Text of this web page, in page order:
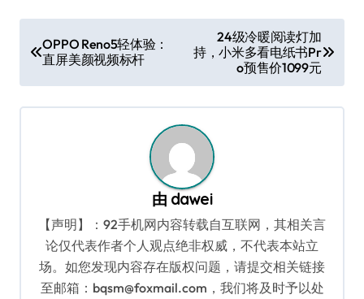
章
导
航
OPPO Reno5轻体验：
直屏美颜视频标杆
24级冷暖阅读灯加
持，小米多看电纸书Pr
o预售价1099元
由 dawei
【声明】：92手机网内容转载自互联网，其相关言
论仅代表作者个人观点绝非权威，不代表本站立
场。如您发现内容存在版权问题，请提交相关链接
至邮箱：bqsm@foxmail.com，我们将及时予以处